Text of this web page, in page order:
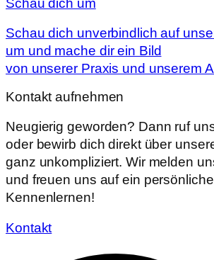
Schau dich um
Schau dich unverbindlich auf
um und mache dir ein Bild
von unserer Praxis und unserem
Kontakt aufnehmen
Neugierig geworden? Dann ruf
oder bewirb dich direkt über
ganz unkompliziert. Wir melden
und freuen uns auf ein
Kennenlernen!
Kontakt